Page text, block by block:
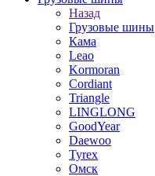
Назад
Грузовые шины
Кама
Leao
Kormoran
Cordiant
Triangle
LINGLONG
GoodYear
Daewoo
Tyrex
Омск